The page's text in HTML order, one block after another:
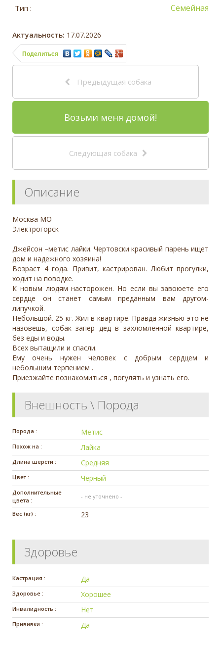
Тип : Семейная
Актуальность: 17.07.2026
Поделиться
Предыдущая собака
Возьми меня домой!
Следующая собака
Описание
Москва МО
Электрогорск
Джейсон –метис лайки. Чертовски красивый парень ищет
дом и надежного хозяина!
Возраст 4 года. Привит, кастрирован. Любит прогулки,
ходит на поводке.
К новым людям насторожен. Но если вы завоюете его
сердце он станет самым преданным вам другом-
липучкой.
Небольшой. 25 кг. Жил в квартире. Правда жизнью это не
назовешь, собак запер дед в захломленной квартире,
без еды и воды.
Всех вытащили и спасли.
Ему очень нужен человек с добрым сердцем и
небольшим терпением .
Приезжайте познакомиться , погулять и узнать его.
Внешность \ Порода
Порода : Метис
Похож на : Лайка
Длина шерсти : Средняя
Цвет : Черный
Дополнительные
цвета :
- не уточнено -
Вес (кг) : 23
Здоровье
Кастрация : Да
Здоровье : Хорошее
Инвалидность : Нет
Прививки : Да